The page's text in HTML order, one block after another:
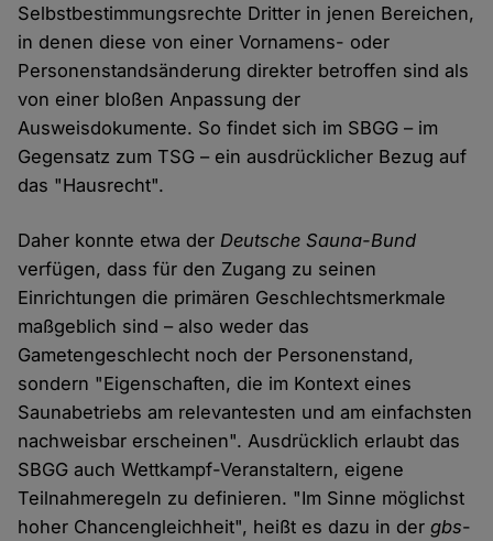
Selbstbestimmungsrechte Dritter in jenen Bereichen,
in denen diese von einer Vornamens- oder
Personenstandsänderung direkter betroffen sind als
von einer bloßen Anpassung der
Ausweisdokumente. So findet sich im SBGG – im
Gegensatz zum TSG – ein ausdrücklicher Bezug auf
das "Hausrecht".
Daher konnte etwa der Deutsche Sauna-Bund
verfügen, dass für den Zugang zu seinen
Einrichtungen die primären Geschlechtsmerkmale
maßgeblich sind – also weder das
Gametengeschlecht noch der Personenstand,
sondern "Eigenschaften, die im Kontext eines
Saunabetriebs am relevantesten und am einfachsten
nachweisbar erscheinen". Ausdrücklich erlaubt das
SBGG auch Wettkampf-Veranstaltern, eigene
Teilnahmeregeln zu definieren. "Im Sinne möglichst
hoher Chancengleichheit", heißt es dazu in dergbs-